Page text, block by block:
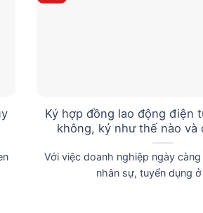
Ký hợp đồng lao động điện
không, ký như thế nào và
Với việc doanh nghiệp ngày
nhân sự, tuyển dụng